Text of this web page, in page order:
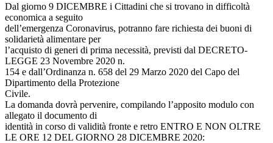
Dal giorno 9 DICEMBRE i Cittadini che si trovano in difficoltà
economica a seguito
dell’emergenza Coronavirus, potranno fare richiesta dei buoni di
solidarietà alimentare per
l’acquisto di generi di prima necessità, previsti dal DECRETO-
LEGGE 23 Novembre 2020 n.
154 e dall’Ordinanza n. 658 del 29 Marzo 2020 del Capo del
Dipartimento della Protezione
Civile.
La domanda dovrà pervenire, compilando l’apposito modulo con
allegato il documento di
identità in corso di validità fronte e retro ENTRO E NON OLTRE
LE ORE 12 DEL GIORNO 28 DICEMBRE 2020: